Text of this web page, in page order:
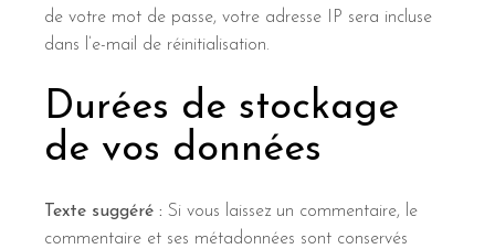
de votre mot de passe, votre adresse IP sera incluse
dans l’e-mail de réinitialisation.
Durées de stockage
de vos données
Texte suggéré :Si vous laissez un commentaire, le
commentaire et ses métadonnées sont conservés